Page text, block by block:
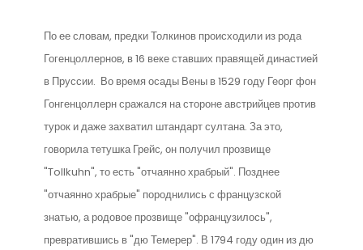
По ее словам, предки Толкинов происходили из рода
Гогенцоллернов, в 16 веке ставших правящей династией
в Пруссии. Во время осады Вены в 1529 году Георг фон
Гонгенцоллерн сражался на стороне австрийцев против
турок и даже захватил штандарт султана. За это,
говорила тетушка Грейс, он получил прозвище
"Tollkuhn", то есть "отчаянно храбрый". Позднее
"отчаянно храбрые" породнились с французской
знатью, а родовое прозвище "офранцузилось",
превратившись в "дю Темерер". В 1794 году один из дю